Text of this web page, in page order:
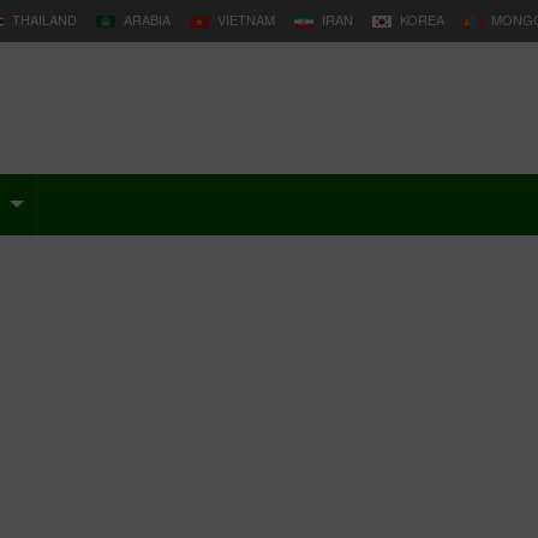
THAILAND ARABIA VIETNAM IRAN KOREA